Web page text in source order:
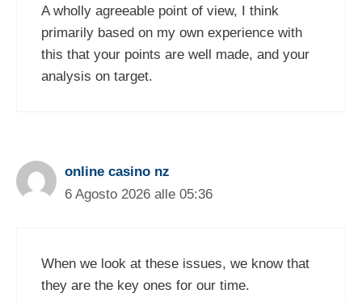
A wholly agreeable point of view, I think
primarily based on my own experience with
this that your points are well made, and your
analysis on target.
online casino nz
6 Agosto 2026 alle 05:36
When we look at these issues, we know that
they are the key ones for our time.